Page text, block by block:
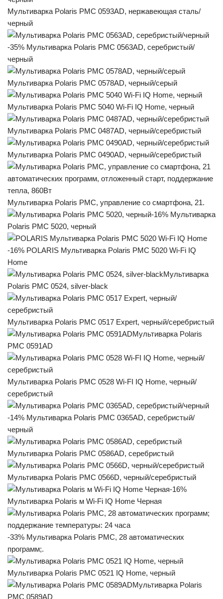
Мультиварка Polaris PMC 0593AD, нержавеющая сталь/
черный
-35% Мультиварка Polaris PMC 0563AD, серебристый/
черный
Мультиварка Polaris PMC 0578AD, черный/серый
Мультиварка Polaris PMC 5040 Wi-Fi IQ Home, черный
Мультиварка Polaris PMC 0487AD, черный/серебристый
Мультиварка Polaris PMC 0490AD, черный/серебристый
Мультиварка Polaris PMC, управление со смартфона, 21.
-16% Мультиварка
Polaris PMC 5020, чeрный
-16% POLARIS Мультиварка Polaris PMC 5020 Wi-Fi IQ
Home
Мультиварка
Polaris PMC 0524, silver-black
Мультиварка Polaris PMC 0517 Expert, черный/серебристый
Мультиварка Polaris
PMC 0591AD
Мультиварка Polaris PMC 0528 Wi-FI IQ Home, черный/
серебристый
-14% Мультиварка Polaris PMC 0365AD, серебристый/
черный
Мультиварка Polaris PMC 0586AD, серебристый
Мультиварка Polaris PMC 0566D, черный/серебристый
-16%
Мультиварка Polaris м Wi-Fi IQ Home Черная
-33% Мультиварка Polaris PMC, 28 автоматических
программ;.
Мультиварка Polaris PMC 0521 IQ Home, черный
Мультиварка Polaris
PMC 0589AD